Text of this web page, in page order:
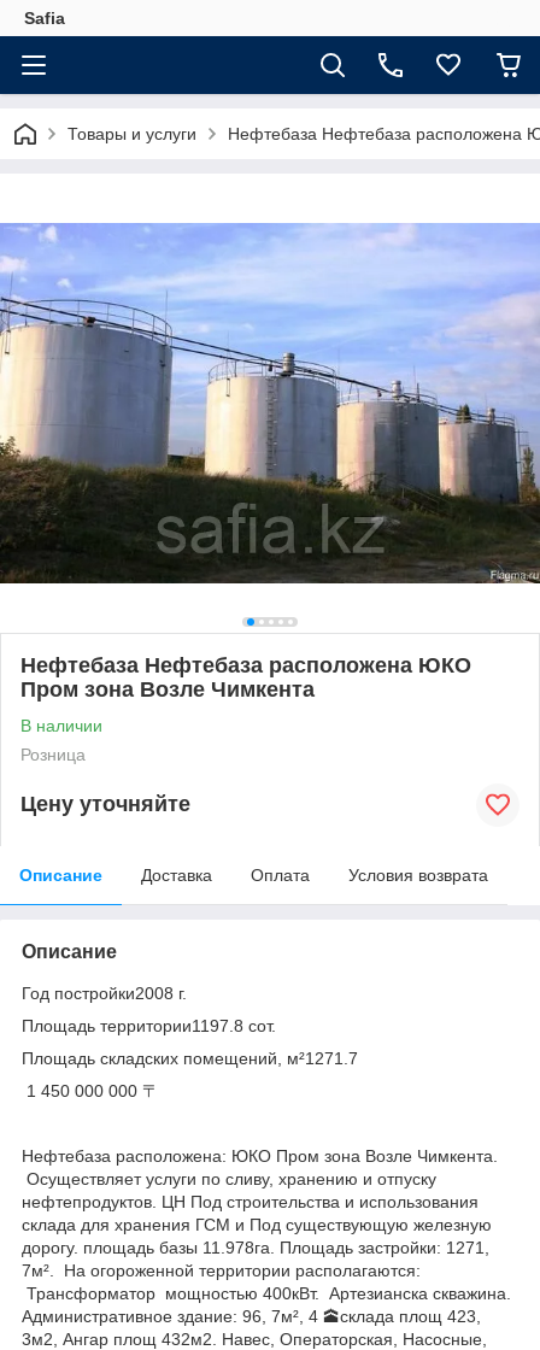
Safia
Товары и услуги Нефтебаза Нефтебаза расположена
Нефтебаза Нефтебаза расположена ЮКО
Пром зона Возле Чимкента
В наличии
Розница
Цену уточняйте
Описание Доставка Оплата Условия возврата
Описание
Год постройки2008 г.
Площадь территории1197.8 coт.
Площадь складских помещений, м²1271.7
1 450 000 000 〒
Нефтебаза расположена: ЮКО Пром зона Возле Чимкента.
Осуществляет услуги по сливу, хранению и отпуску
нефтепродуктов. ЦН Под строительства и использования
склада для хранения ГСМ и Под существующую железную
дорогу. площадь базы 11.978га. Площадь застройки: 1271,
7м². На огороженной территории располагаются:
Трансформатор мощностью 400кВт. Артезианска скважина.
Административное здание: 96, 7м², 4 🕋склада площ 423,
3м2, Ангар площ 432м2. Навес, Операторская, Насосные,